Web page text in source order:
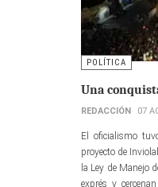
POLÍTICA
Una
REDACCIÓN 07
El oficialismo
proyecto de
la Ley de Manejo
exprés y